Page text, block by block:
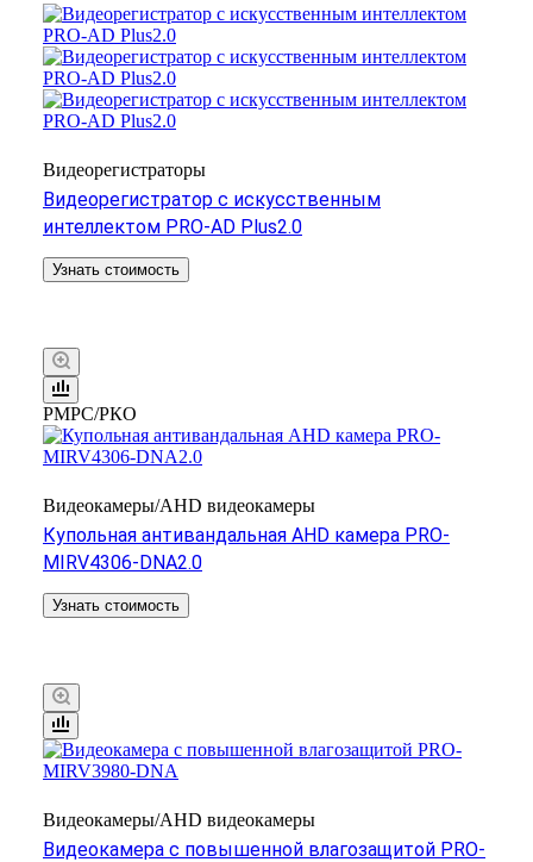
Видеорегистраторы
Видеорегистратор с искусственным
интеллектом PRO-AD Plus2.0
Узнать стоимость
РМРС/РКО
Видеокамеры/AHD видеокамеры
Купольная антивандальная AHD камера PRO-
MIRV4306-DNA2.0
Узнать стоимость
Видеокамеры/AHD видеокамеры
Видеокамера с повышенной влагозащитой PRO-